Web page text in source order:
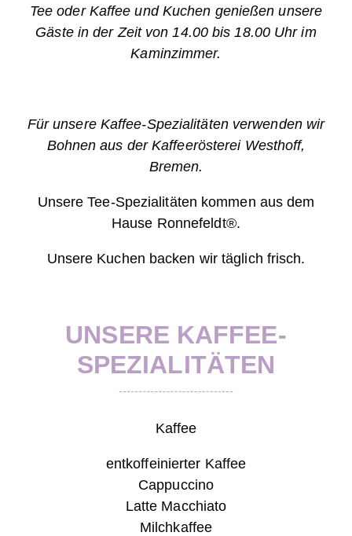
Tee oder Kaffee und Kuchen genießen unsere
Gäste in der Zeit von 14.00 bis 18.00 Uhr im
Kaminzimmer.
Für unsere Kaffee-Spezialitäten verwenden wir
Bohnen aus der Kaffeerösterei Westhoff,
Bremen.
Unsere Tee-Spezialitäten kommen aus dem
Hause Ronnefeldt®.
Unsere Kuchen backen wir täglich frisch.
UNSERE KAFFEE-
SPEZIALITÄTEN
Kaffee
entkoffeinierter Kaffee
Cappuccino
Latte Macchiato
Milchkaffee